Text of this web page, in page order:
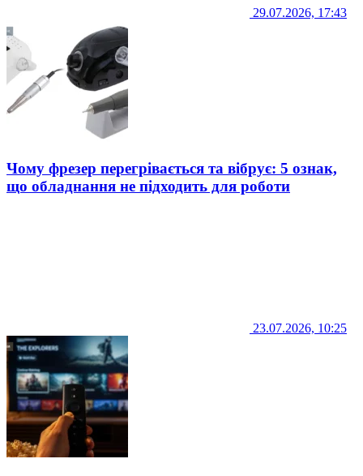
29.07.2026, 17:43
Чому фрезер перегрівається та вібрує: 5 ознак,
що обладнання не підходить для роботи
23.07.2026, 10:25